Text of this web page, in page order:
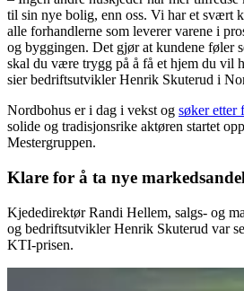
til sin nye bolig, enn oss. Vi har et svært
alle forhandlerne som leverer varene i
og byggingen. Det gjør at kundene føler
skal du være trygg på å få et hjem du vil
sier bedriftsutvikler Henrik Skuterud i
Nordbohus er i dag i vekst og søker etter
solide og tradisjonsrike aktøren startet
Mestergruppen.
Klare for å ta nye
Kjededirektør Randi Hellem, salgs- og
og bedriftsutvikler Henrik Skuterud var
KTI-prisen.